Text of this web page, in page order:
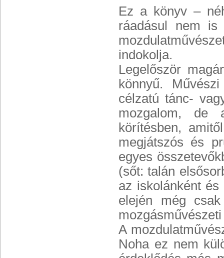
Ez a könyv –
ráadásul nem
indokolja.
Legelőször
könnyű.
célzatú tánc-
mozgalom, de
körítésben,
megjátszós és
egyes
(sőt: talán
az iskolánként
elején még
A
Noha ez nem